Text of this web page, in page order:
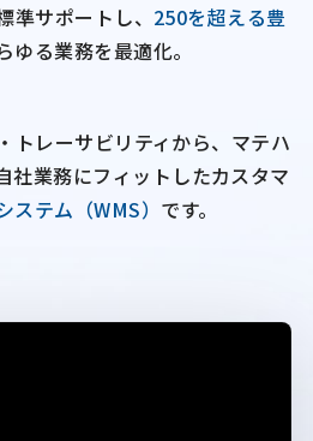
サポートし、 250を超える豊
ゆる業務を最適化。
トレーサビリティから、マテハ
社業務にフィットしたカスタマ
ステム（WMS） です。